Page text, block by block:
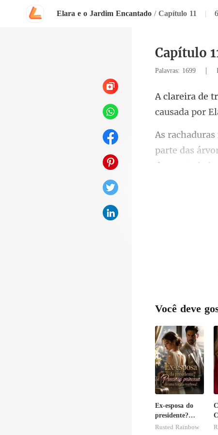
Elara e o Jardim Encantado / Capítulo 11 |
Capítulo
Palavras: 1699 |
Você deve
Ex-esposa do
presidente?
Preciosa
Rusted Rainbow